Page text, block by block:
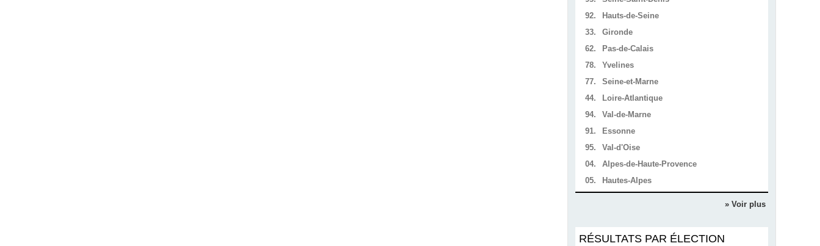
92.
Hauts-de-Seine
33.
Gironde
62.
Pas-de-Calais
78.
Yvelines
77.
Seine-et-Marne
44.
Loire-Atlantique
94.
Val-de-Marne
91.
Essonne
95.
Val-d'Oise
04.
Alpes-de-Haute-Provence
05.
Hautes-Alpes
» Voir plus
RÉSULTATS PAR ÉLECTION